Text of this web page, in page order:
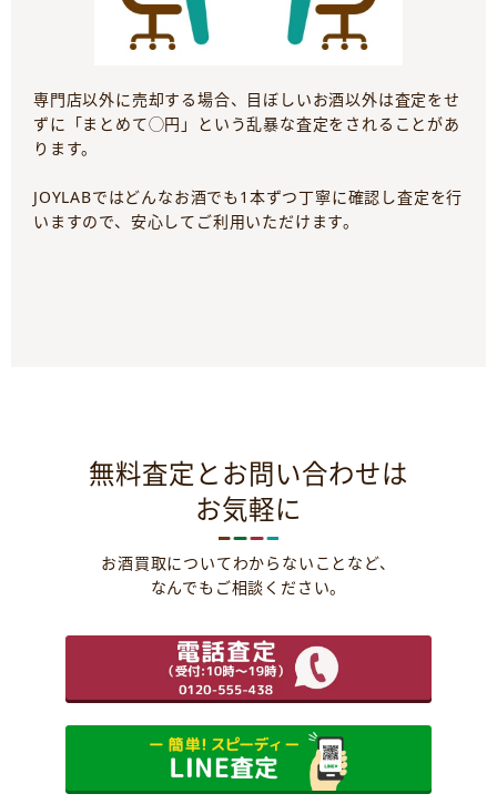
専門店以外に売却する場合、目ぼしいお酒以外は査定をせ
ずに「まとめて◯円」という乱暴な査定をされることがあ
ります。
JOYLABではどんなお酒でも1本ずつ丁寧に確認し査定を行
いますので、安心してご利用いただけます。
無料査定とお問い合わせは
お気軽に
お酒買取についてわからないことなど、
なんでもご相談ください。